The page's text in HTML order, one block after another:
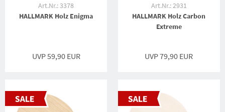
Art.Nr.: 3378
HALLMARK Holz Enigma
UVP 59,90 EUR
Art.Nr.: 2931
HALLMARK Holz Carbon
Extreme
UVP 79,90 EUR